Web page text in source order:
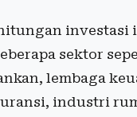
investasi
sektor
lembaga
industri